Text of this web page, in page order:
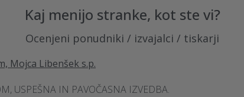
Kaj menijo stranke, kot ste vi?
Ocenjeni ponudniki / izvajalci / tiskarji
Mojca Libenšek s.p.
USPEŠNA IN PAVOČASNA IZVEDBA.